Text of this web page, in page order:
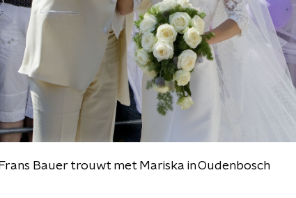
Frans Bauer trouwt met Mariska in Oudenbosch